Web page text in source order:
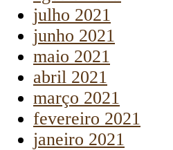
julho 2021
junho 2021
maio 2021
abril 2021
março 2021
fevereiro 2021
janeiro 2021